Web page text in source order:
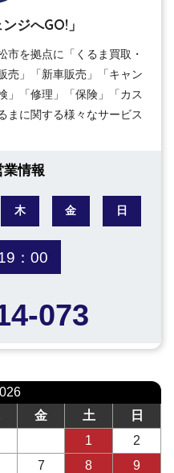
ジへGO!」
市を拠点に「くるま買取・
売」「新車販売」「キャン
」「修理」「保険」「カス
まに関する様々なサービス
情報
木 金 日
：00
073
金 土
日
1
2
7 8
9